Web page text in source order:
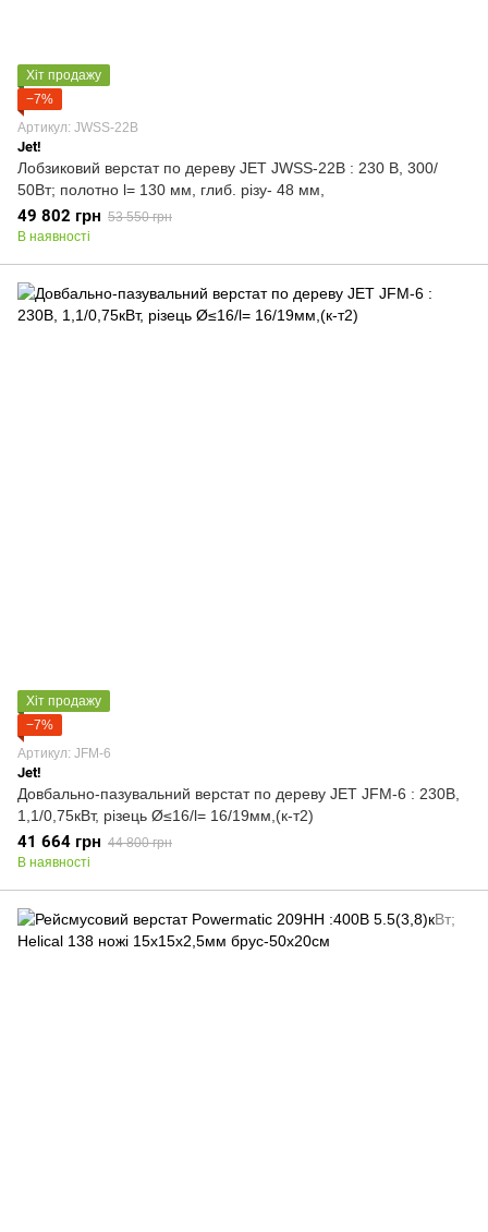
Хіт продажу
−7%
Артикул: JWSS-22B
Jet!
Лобзиковий верстат по дереву JET JWSS-22B : 230 В, 300/
50Вт; полотно l= 130 мм, глиб. різу- 48 мм,
49 802 грн 53 550 грн
В наявності
Хіт продажу
−7%
Артикул: JFM-6
Jet!
Довбально-пазувальний верстат по дереву JET JFM-6 : 230В,
1,1/0,75кВт, різець Ø≤16/l= 16/19мм,(к-т2)
41 664 грн 44 800 грн
В наявності